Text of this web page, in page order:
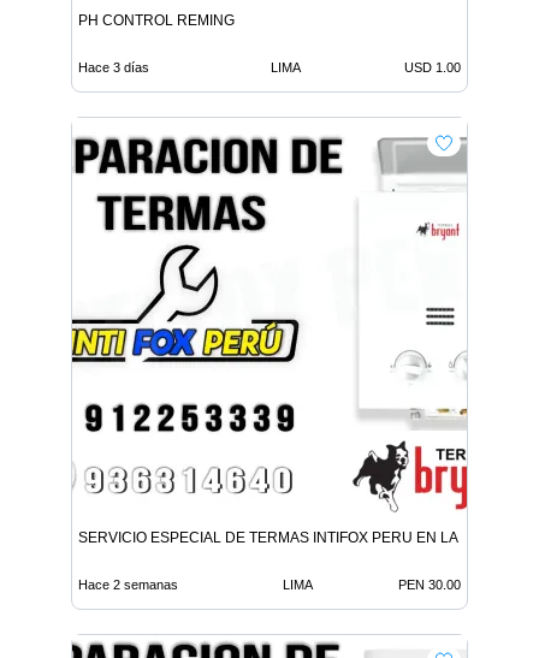
PH CONTROL REMING
Hace 3 días LIMA USD 1.00
SERVICIO ESPECIAL DE TERMAS INTIFOX PERU EN LA MOLINA
Hace 2 semanas LIMA PEN 30.00